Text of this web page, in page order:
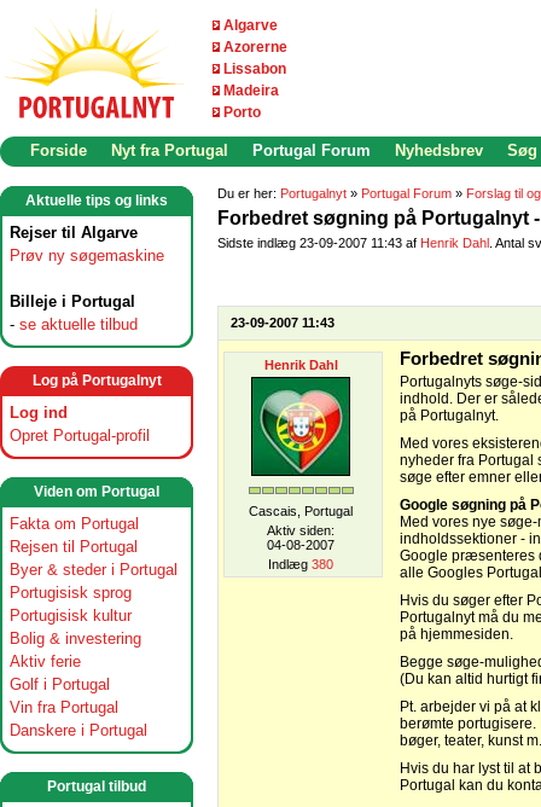
Algarve
Azorerne
Lissabon
Madeira
Porto
Forside Nyt fra Portugal Portugal Forum Nyhedsbrev Søg
Aktuelle tips og links
Rejser til Algarve
Prøv ny søgemaskine
Billeje i Portugal
- se aktuelle tilbud
Log på Portugalnyt
Log ind
Opret Portugal-profil
Viden om Portugal
Fakta om Portugal
Rejsen til Portugal
Byer & steder i Portugal
Portugisisk sprog
Portugisisk kultur
Bolig & investering
Aktiv ferie
Golf i Portugal
Vin fra Portugal
Danskere i Portugal
Portugal tilbud
Du er her: Portugalnyt » Portugal Forum » Forslag til
Forbedret søgning på Portugalnyt
Sidste indlæg 23-09-2007 11:43 af Henrik Dahl . Antal
23-09-2007 11:43
Henrik Dahl
Cascais, Portugal
Aktiv siden:
04-08-2007
Indlæg 380
Forbedret
Portugalnyts søge-
indhold. Der er
på Portugalnyt.
Med vores
nyheder fra
søge efter emner
Google søgning på
Med vores nye
indholdssektioner -
Google præsenteres
alle Googles
Hvis du søger efter
Portugalnyt må du
på hjemmesiden.
Begge søge-
(Du kan altid hurtigt
Pt. arbejder vi på at
berømte
bøger, teater, kunst
Hvis du har lyst til at
Portugal kan du